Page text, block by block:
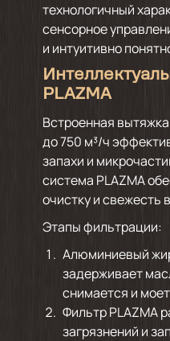
технологичный
сенсорное
и интуитивно
PLAZMA
Встроенная
до 750 м³/ч
запахи и
система PLAZMA
очистку и свежесть
Этапы фильтрации:
Алюминиевый
задерживает
снимается и
Фильтр PLAZMA
загрязнений и